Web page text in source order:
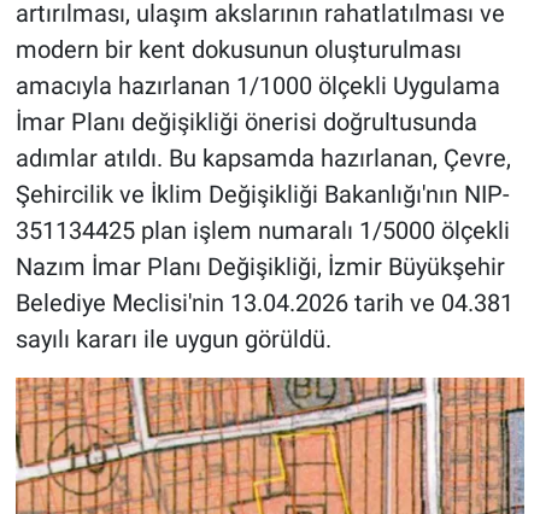
artırılması, ulaşım akslarının rahatlatılması ve
modern bir kent dokusunun oluşturulması
amacıyla hazırlanan 1/1000 ölçekli Uygulama
İmar Planı değişikliği önerisi doğrultusunda
adımlar atıldı. Bu kapsamda hazırlanan, Çevre,
Şehircilik ve İklim Değişikliği Bakanlığı'nın NIP-
351134425 plan işlem numaralı 1/5000 ölçekli
Nazım İmar Planı Değişikliği, İzmir Büyükşehir
Belediye Meclisi'nin 13.04.2026 tarih ve 04.381
sayılı kararı ile uygun görüldü.